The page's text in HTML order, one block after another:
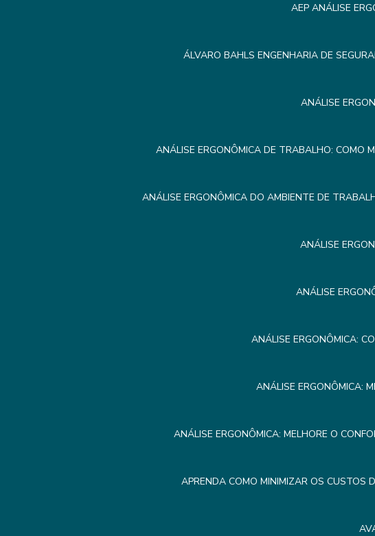
AEP ANÁLISE
ÁLVARO BAHLS ENGENHARIA DE
ANÁLISE
ANÁLISE ERGONÔMICA DE TRABALHO: COMO
ANÁLISE ERGONÔMICA DO AMBIENTE DE
ANÁLISE
ANÁLISE
ANÁLISE ERGONÔMICA:
ANÁLISE ERGONÔMICA:
ANÁLISE ERGONÔMICA: MELHORE O
APRENDA COMO MINIMIZAR OS CUSTOS